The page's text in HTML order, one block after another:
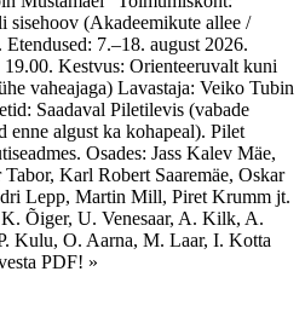
sisehoov (Akadeemikute allee /
7.–18. august 2026.
Kestvus: Orienteeruvalt kuni
vaheajaga) Lavastaja: Veiko Tubin
Saadaval Piletilevis (vabade
enne algust ka kohapeal). Pilet
Osades: Jass Kalev Mäe,
Karl Robert Saaremäe, Oskar
Lepp, Martin Mill, Piret Krumm jt.
Õiger, U. Venesaar, A. Kilk, A.
Kulu, O. Aarna, M. Laar, I. Kotta
PDF! »